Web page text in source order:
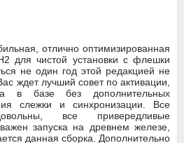
отлично оптимизированная
для чистой установки с флешки
не один год этой редакцией не
ждет лучший совет по активации,
в базе без дополнительных
слежки и синхронизации. Все
все привередливые
запуска на древнем железе,
данная сборка. Дополнительно